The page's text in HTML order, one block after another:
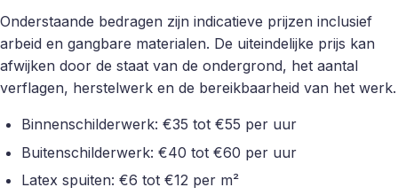
Onderstaande bedragen zijn indicatieve prijzen inclusief
arbeid en gangbare materialen. De uiteindelijke prijs kan
afwijken door de staat van de ondergrond, het aantal
verflagen, herstelwerk en de bereikbaarheid van het werk.
Binnenschilderwerk: €35 tot €55 per uur
Buitenschilderwerk: €40 tot €60 per uur
Latex spuiten: €6 tot €12 per m²